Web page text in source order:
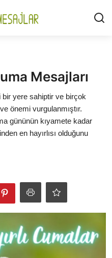
Mesajları
yere sahiptir ve birçok
önemi vurgulanmıştır.
gününün kıyamete kadar
en hayırlısı olduğunu